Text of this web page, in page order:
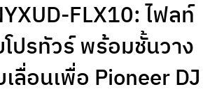
FLX10: ไฟลท์
โปรทัวร์ พร้อมชั้นวาง
ลื่อนเพื่อ Pioneer DJ